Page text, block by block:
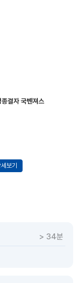
결자 국벤져스
보기
> 34분